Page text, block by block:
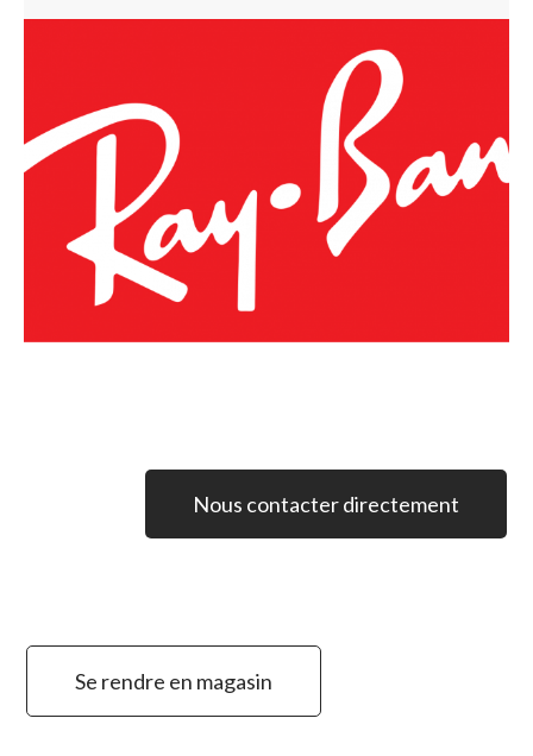
Nous contacter directement
Se rendre en magasin